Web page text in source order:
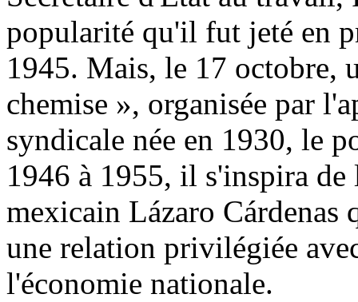
popularité qu'il fut jeté en
1945. Mais, le 17 octobre,
chemise », organisée par
syndicale née en 1930, le
1946 à 1955, il s'inspira
mexicain Lázaro Cárdenas
une relation privilégiée
l'économie nationale.